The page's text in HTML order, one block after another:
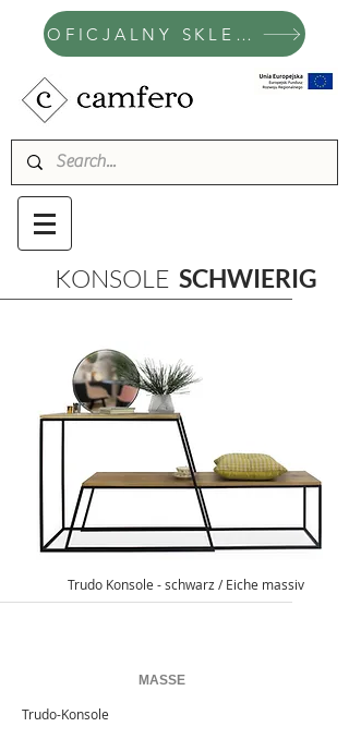
OFICJALNY SKLEP CAMFERO
KONSOLE SCHWIERIG
Trudo Konsole - schwarz / Eiche massiv
MASSE
Trudo-Konsole